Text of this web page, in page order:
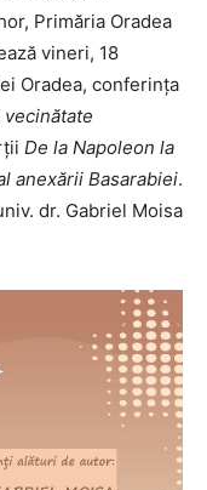
Primăria Oradea
vineri, 18
Oradea, conferința
vecinătate
De la Napoleon la
anexării Basarabiei.
dr. Gabriel Moisa